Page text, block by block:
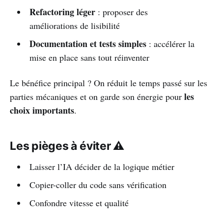
Refactoring léger: proposer des
améliorations de lisibilité
Documentation et tests simples: accélérer la
mise en place sans tout réinventer
Le bénéfice principal ? On réduit le temps passé sur les
parties mécaniques et on garde son énergie pour les
choix importants.
Les pièges à éviter ⚠️
Laisser l’IA décider de la logique métier
Copier-coller du code sans vérification
Confondre vitesse et qualité